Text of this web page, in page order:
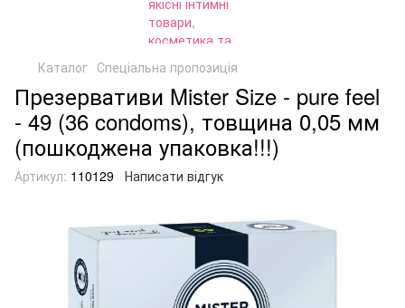
Каталог Спеціальна пропозиція
Презервативи Mister Size - pure feel
- 49 (36 condoms), товщина 0,05 мм
(пошкоджена упаковка!!!)
Артикул: 110129 Написати відгук